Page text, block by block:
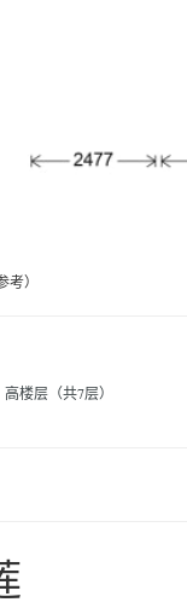
）
高楼层（共7层）